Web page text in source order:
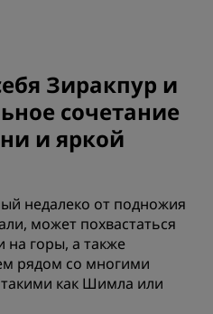
Зиракпур и
сочетание
и яркой
недалеко от подножия
может похвастаться
горы, а также
рядом со многими
как Шимла или